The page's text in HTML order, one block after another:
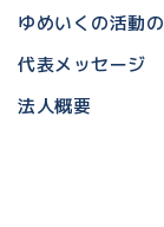
ゆめいくの活動
代表メッセージ
法人概要